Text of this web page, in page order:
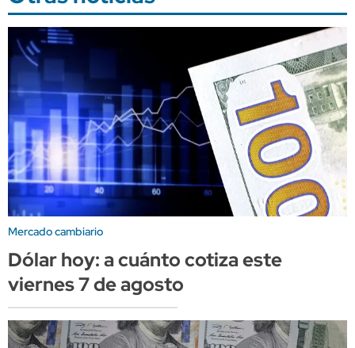
Mercado cambiario
Dólar hoy: a cuánto cotiza este
viernes 7 de agosto